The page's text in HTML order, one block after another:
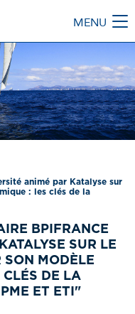
MENU
animé par Katalyse sur
: les clés de la
BPIFRANCE
SUR LE
MODÈLE
CLÉS DE LA
ET ETI"